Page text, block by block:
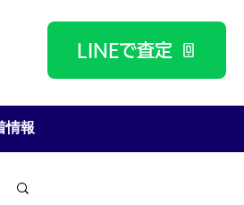
LINEで査定
情報